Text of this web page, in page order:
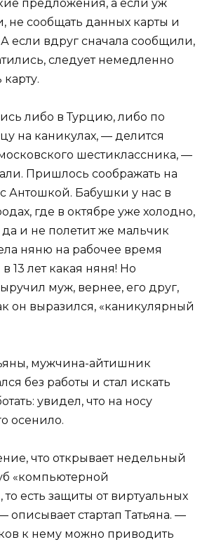
предложения, а если уж
не сообщать данных карты и
если вдруг сначала сообщили,
следует немедленно
либо в Турцию, либо по
на каникулах, — делится
шестиклассника, —
Пришлось соображать на
Антошкой. Бабушки у нас в
где в октябре уже холодно,
да и не полетит же мальчик
няню на рабочее время
13 лет какая няня! Но
муж, вернее, его друг,
он выразился, «каникулярный
мужчина-айтишник
без работы и стал искать
увидел, что на носу
осенило.
что открывает недельный
«компьютерной
есть защиты от виртуальных
стартап Татьяна. —
к нему можно приводить